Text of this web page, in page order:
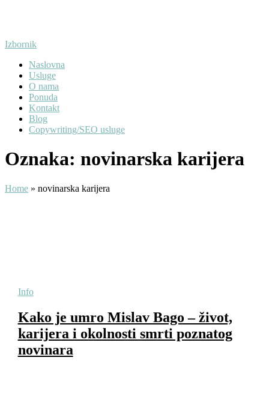
Izbornik
Naslovna
Usluge
O nama
Ponuda
Kontakt
Blog
Copywriting/SEO usluge
Oznaka: novinarska karijera
Home » novinarska karijera
Info
Kako je umro Mislav Bago – život,
karijera i okolnosti smrti poznatog
novinara